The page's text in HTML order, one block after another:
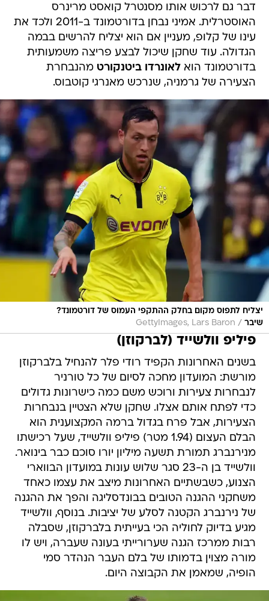
דבר גם לרכוש אותו מסנטרל קואסט מרינרס
האוסטרלית. אמיני נבחן בדורטמונד ב-2011 ולכד את
עינו של קלופ, מעניין אם הוא יצליח להרשים בבמה
הגדולה. עוד שחקן שיכול לבצע פריצה משמעותית
בדורטמונד הואלאונרדו ביטנקורט מהנבחרת
הצעירה של גרמניה, שנרכש מאנרגי קוטבוס.
יצליח לתפוס מקום בחלק ההתקפי העמוס של דורטמונד?
שיבר /
GettyImages, Lars Baron
פיליפ וולשייד (לברקוזן)
בשנים האחרונות הקפיד רודי פלר להנחיל בלברקוזן
מורשת: המועדון מחכה לסיום של כל טורניר
לנבחרות צעירות ורוכש משם כמה כישרונות גדולים
כדי לפתח אותם אצלו. שחקן שלא הצטיין בנבחרות
הצעירות, אבל פרח בגדול ברמה המקצוענית הוא
הבלם העצום (1.94 מטר) פיליפ וולשייד, שעל רכישתו
מנירנברג תמורת תשעה מיליון יורו סוכם כבר בינואר.
וולשייד בן ה-23 סגר שלוש עונות במועדון הבווארי
הצנוע, כשבשתיים האחרונות מיצב את עצמו כאחד
משחקני ההגנה הטובים בבונדסליגה והפך את ההגנה
של נירנברג הקטנה לסלע של יציבות. בנוסף, וולשייד
מגיע בדיוק לחוליה הכי בעייתית בלברקוזן, שסבלה
רבות ממרכז הגנה שערורייתי בעונה שעברה, ויש לו
מורה מצוין בדמותו של בלם העבר הנהדר סמי
הופיה, שמאמן את הקבוצה היום.